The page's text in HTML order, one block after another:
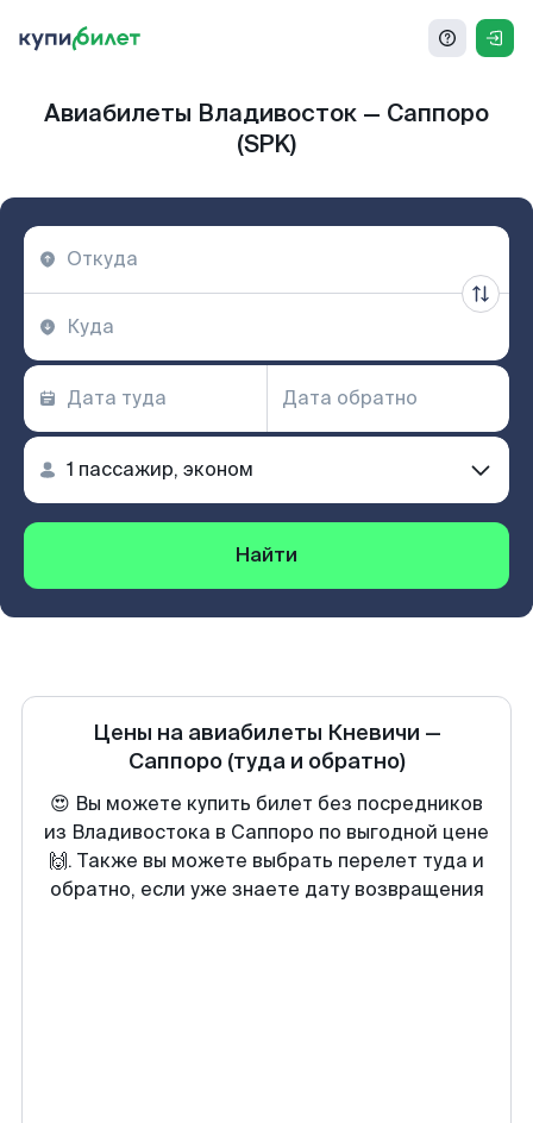
Авиабилеты Владивосток — Саппоро
(SPK)
Найти
Цены на авиабилеты Кневичи —
Саппоро (туда и обратно)
😍 Вы можете купить билет без посредников
из Владивостока в Саппоро по выгодной цене
🙌. Также вы можете выбрать перелет туда и
обратно, если уже знаете дату возвращения